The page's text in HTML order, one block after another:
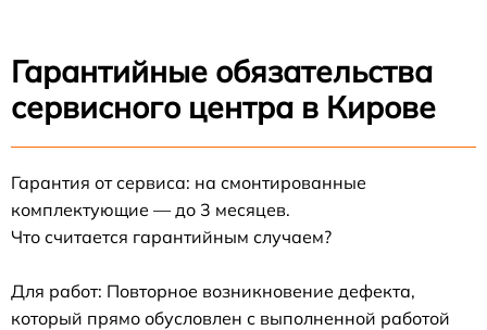
Гарантийные обязательства
сервисного центра в Кирове
Гарантия от сервиса: на смонтированные
комплектующие — до 3 месяцев.
Что считается гарантийным случаем?
Для работ: Повторное возникновение дефекта,
который прямо обусловлен с выполненной работой